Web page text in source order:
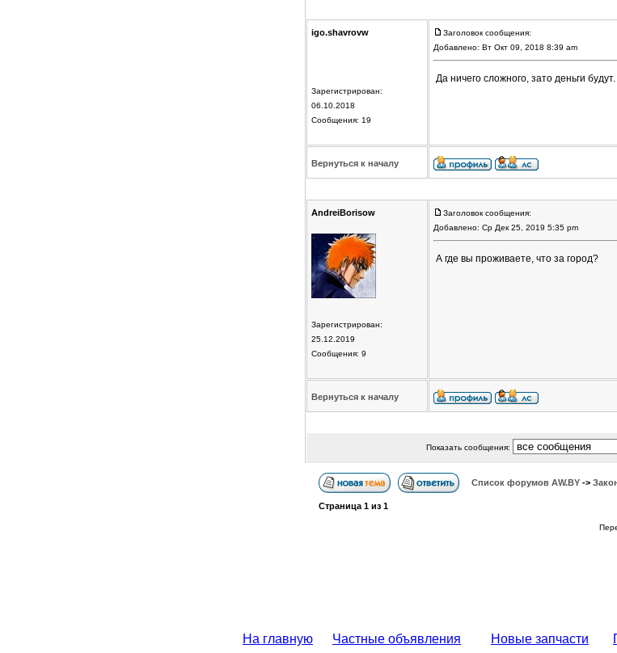
igo.shavrovw
Зарегистрирован:
06.10.2018
Сообщения: 19
Заголовок сообщения:
Добавлено: Вт Окт 09, 2018 8:39 am
Да ничего сложного, зато деньги
Вернуться к началу
AndreiBorisow
Зарегистрирован:
25.12.2019
Сообщения: 9
Заголовок сообщения:
Добавлено: Ср Дек 25, 2019 5:35 pm
А где вы проживаете, что за город?
Вернуться к началу
Показать сообщения:
Список форумов АW.BY ->
Страница 1 из 1
На главную Частные объявления Новые запчасти